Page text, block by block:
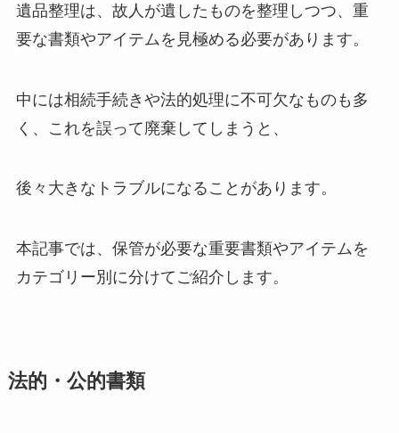
遺品整理は、故人が遺したものを整理しつつ、重
要な書類やアイテムを見極める必要があります。
中には相続手続きや法的処理に不可欠なものも多
く、これを誤って廃棄してしまうと、
後々大きなトラブルになることがあります。
本記事では、保管が必要な重要書類やアイテムを
カテゴリー別に分けてご紹介します。
法的・公的書類